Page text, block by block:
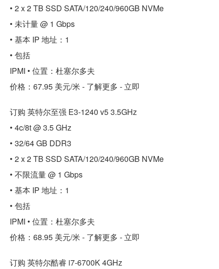
• 2 x 2 TB SSD SATA/120/240/960GB NVMe
• 未计量 @ 1 Gbps
• 基本 IP 地址：1
• 包括
IPMI • 位置：杜塞尔多夫
价格：67.95 美元/米 - 了解更多 - 立即
订购 英特尔至强 E3-1240 v5 3.5GHz
• 4c/8t @ 3.5 GHz
• 32/64 GB DDR3
• 2 x 2 TB SSD SATA/120/240/960GB NVMe
• 不限流量 @ 1 Gbps
• 基本 IP 地址：1
• 包括
IPMI • 位置：杜塞尔多夫
价格：68.95 美元/米 - 了解更多 - 立即
订购 英特尔酷睿 i7-6700K 4GHz